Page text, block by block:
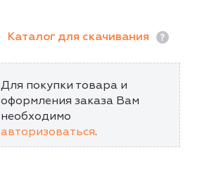
Каталог для скачивания
Для покупки товара и
оформления заказа Вам
необходимо
авторизоваться.